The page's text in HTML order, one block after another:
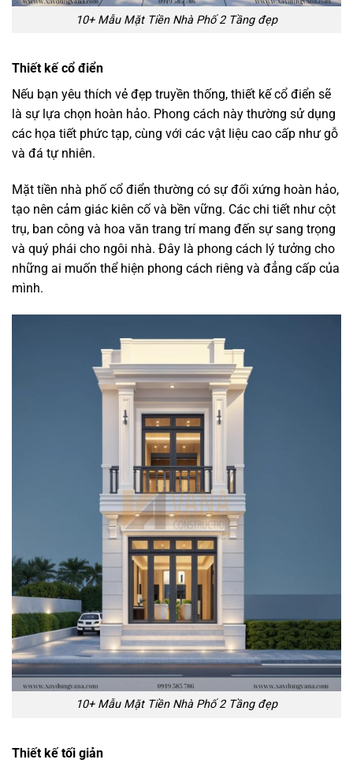
10+ Mẫu Mặt Tiền Nhà Phố 2 Tầng đẹp
Thiết kế cổ điển
Nếu bạn yêu thích vẻ đẹp truyền thống, thiết kế cổ điển sẽ
là sự lựa chọn hoàn hảo. Phong cách này thường sử dụng
các họa tiết phức tạp, cùng với các vật liệu cao cấp như gỗ
và đá tự nhiên.
Mặt tiền nhà phố cổ điển thường có sự đối xứng hoàn hảo,
tạo nên cảm giác kiên cố và bền vững. Các chi tiết như cột
trụ, ban công và hoa văn trang trí mang đến sự sang trọng
và quý phái cho ngôi nhà. Đây là phong cách lý tưởng cho
những ai muốn thể hiện phong cách riêng và đẳng cấp của
mình.
10+ Mẫu Mặt Tiền Nhà Phố 2 Tầng đẹp
Thiết kế tối giản